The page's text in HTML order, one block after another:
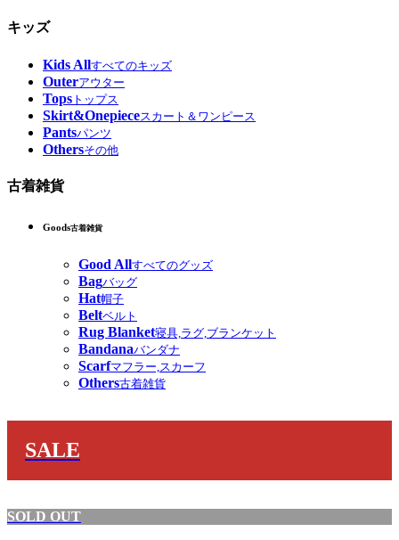
キッズ
Kids Allすべてのキッズ
Outerアウター
Tops トップス
Skirt&Onepieceスカート＆ワンピース
Pantsパンツ
Othersその他
古着雑貨
Goods古着雑貨
Good Allすべてのグッズ
Bagバッグ
Hat帽子
Beltベルト
Rug Blanket寝具,ラグ,ブランケット
Bandanaバンダナ
Scarfマフラー,スカーフ
Others古着雑貨
SALE
SOLD OUT